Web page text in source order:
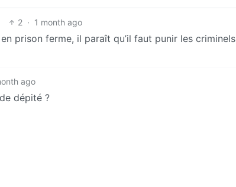
2 · 1 month ago
prison ferme, il paraît qu’il faut punir les criminels
ago
dépité ?